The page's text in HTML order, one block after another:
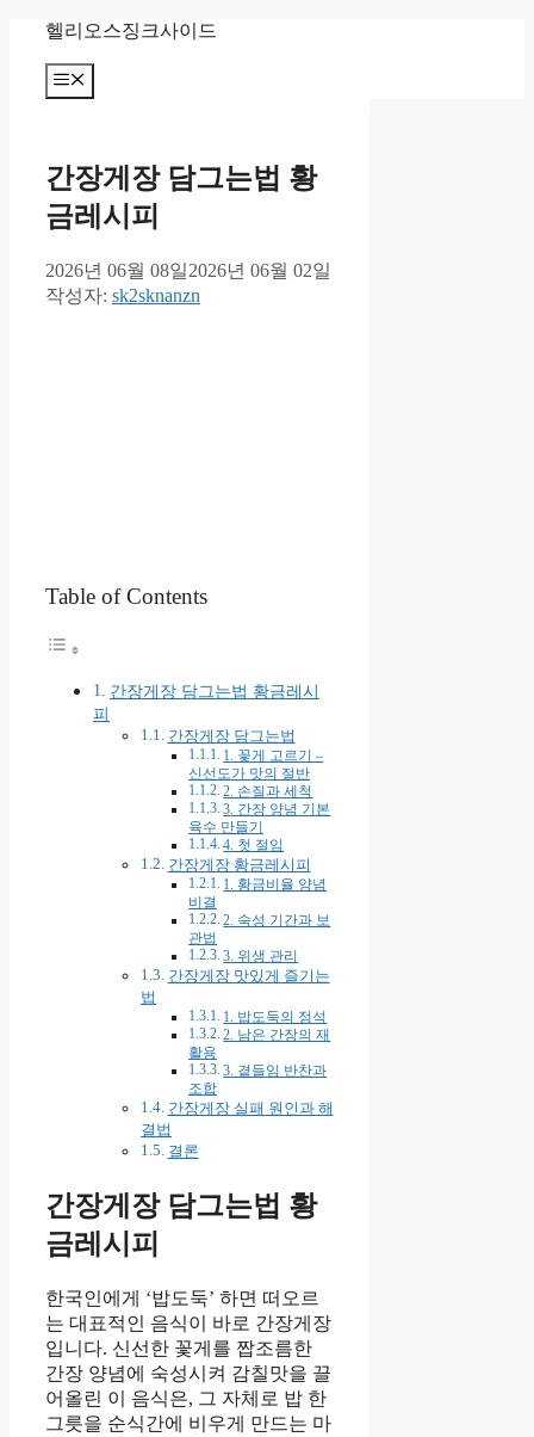
헬리오스징크사이드
메
뉴
간장게장 담그는법 황
금레시피
2026년 06월 08일2026년 06월 02일
작성자: sk2sknanzn
Table of Contents
간장게장 담그는법 황금레시
피
간장게장 담그는법
1. 꽃게 고르기 –
신선도가 맛의 절반
2. 손질과 세척
3. 간장 양념 기본
육수 만들기
4. 첫 절임
간장게장 황금레시피
1. 황금비율 양념
비결
2. 숙성 기간과 보
관법
3. 위생 관리
간장게장 맛있게 즐기는
법
1. 밥도둑의 정석
2. 남은 간장의 재
활용
3. 곁들임 반찬과
조합
간장게장 실패 원인과 해
결법
결론
간장게장 담그는법 황
금레시피
한국인에게 ‘밥도둑’ 하면 떠오르
는 대표적인 음식이 바로 간장게장
입니다. 신선한 꽃게를 짭조름한
간장 양념에 숙성시켜 감칠맛을 끌
어올린 이 음식은, 그 자체로 밥 한
그릇을 순식간에 비우게 만드는 마